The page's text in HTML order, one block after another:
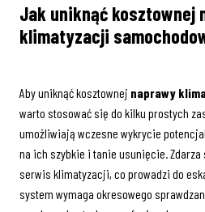
Jak uniknąć kosztownej
klimatyzacji
Aby uniknąć kosztownej naprawy
warto stosować się do kilku prostych
umożliwiają wczesne wykrycie
na ich szybkie i tanie usunięcie.
serwis klimatyzacji, co prowadzi do
system wymaga okresowego